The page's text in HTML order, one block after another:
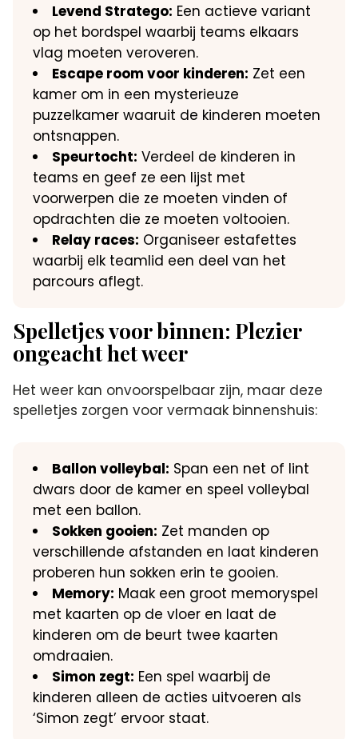
Levend Stratego: Een actieve variant
op het bordspel waarbij teams elkaars
vlag moeten veroveren.​
Escape room voor kinderen: Zet een
kamer om in een mysterieuze
puzzelkamer waaruit de kinderen moeten
ontsnappen.​
Speurtocht: Verdeel de kinderen in
teams en geef ze een lijst met
voorwerpen die ze moeten vinden of
opdrachten die ze moeten voltooien.​
Relay races: Organiseer estafettes
waarbij elk teamlid een deel van het
parcours aflegt.​
Spelletjes voor binnen: Plezier
ongeacht het weer
Het weer kan onvoorspelbaar zijn, maar deze
spelletjes zorgen voor vermaak binnenshuis:
Ballon volleybal: Span een net of lint
dwars door de kamer en speel volleybal
met een ballon.​
Sokken gooien: Zet manden op
verschillende afstanden en laat kinderen
proberen hun sokken erin te gooien.​
Memory: Maak een groot memoryspel
met kaarten op de vloer en laat de
kinderen om de beurt twee kaarten
omdraaien.​
Simon zegt: Een spel waarbij de
kinderen alleen de acties uitvoeren als
‘Simon zegt’ ervoor staat.​